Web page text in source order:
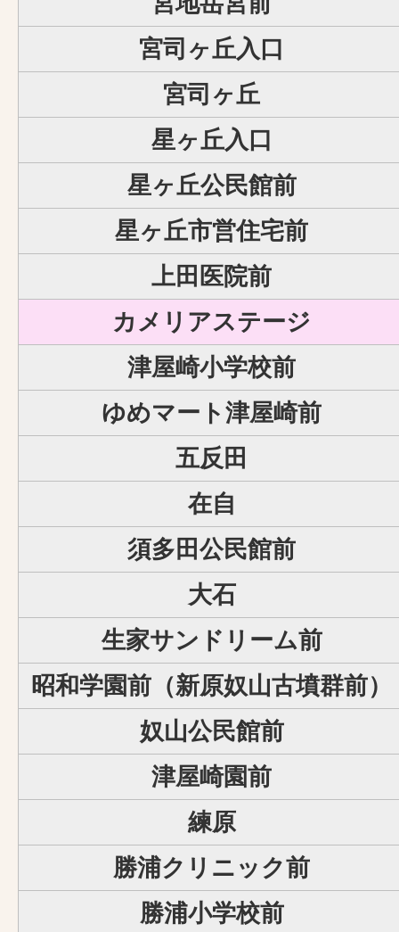
宮司ヶ丘入口
宮司ヶ丘
星ヶ丘入口
星ヶ丘公民館前
星ヶ丘市営住宅前
上田医院前
カメリアステージ
津屋崎小学校前
ゆめマート津屋崎前
五反田
在自
須多田公民館前
大石
生家サンドリーム前
昭和学園前（新原奴山古墳群前）
奴山公民館前
津屋崎園前
練原
勝浦クリニック前
勝浦小学校前